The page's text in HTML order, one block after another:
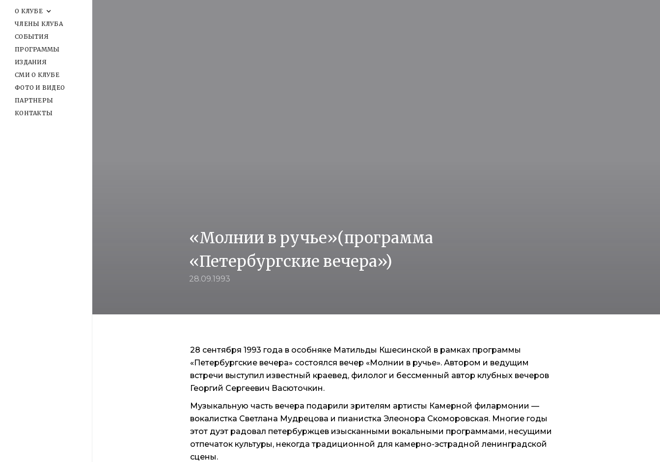
О КЛУБЕ
ЧЛЕНЫ КЛУБА
СОБЫТИЯ
ПРОГРАММЫ
ИЗДАНИЯ
СМИ О КЛУБЕ
ФОТО И ВИДЕО
ПАРТНЕРЫ
КОНТАКТЫ
«Молнии в ручье»(программа
«Петербургские вечера»)
28.09.1993
28 сентября 1993 года в особняке Матильды Кшесинской в рамках программы
«Петербургские вечера» состоялся вечер «Молнии в ручье». Автором и ведущим
встречи выступил известный краевед, филолог и бессменный автор клубных вечеров
Георгий Сергеевич Васюточкин.
Музыкальную часть вечера подарили зрителям артисты Камерной филармонии —
вокалистка Светлана Мудрецова и пианистка Элеонора Скоморовская. Многие годы
этот дуэт радовал петербуржцев изысканными вокальными программами, несущими
отпечаток культуры, некогда традиционной для камерно-эстрадной ленинградской
сцены.